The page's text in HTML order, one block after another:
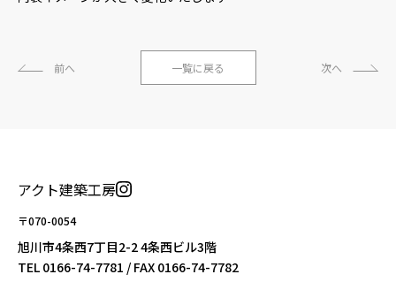
前へ 一覧に戻る 次へ
アクト建築工房
〒070-0054
旭川市4条西7丁目2-2 4条西ビル3階
TEL 0166-74-7781 / FAX 0166-74-7782